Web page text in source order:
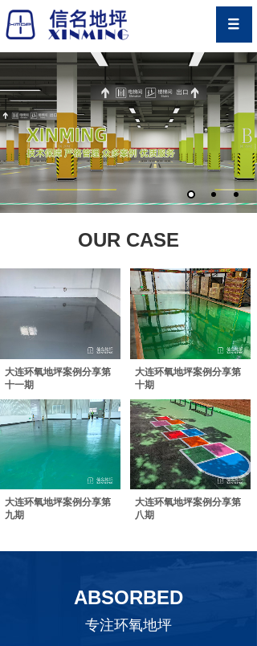
OUR CASE
大连环氧地坪案例分享第
十一期
大连环氧地坪案例分享第
十期
大连环氧地坪案例分享第
九期
大连环氧地坪案例分享第
八期
ABSORBED
专注环氧地坪